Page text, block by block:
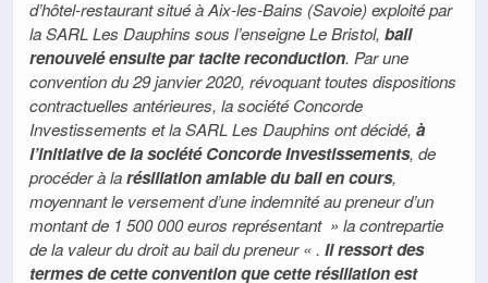
d’hôtel-restaurant situé à Aix-les-Bains (Savoie) exploité par
la SARL Les Dauphins sous l’enseigne Le Bristol, bail
renouvelé ensuite par tacite reconduction. Par une
convention du 29 janvier 2020, révoquant toutes dispositions
contractuelles antérieures, la société Concorde
Investissements et la SARL Les Dauphins ont décidé, à
l’initiative de la société Concorde Investissements, de
procéder à larésiliation amiable du bail en cours,
moyennant le versement d’une indemnité au preneur d’un
montant de 1 500 000 euros représentant » la contrepartie
de la valeur du droit au bail du preneur « . Il ressort des
termes de cette convention que cette résiliation est